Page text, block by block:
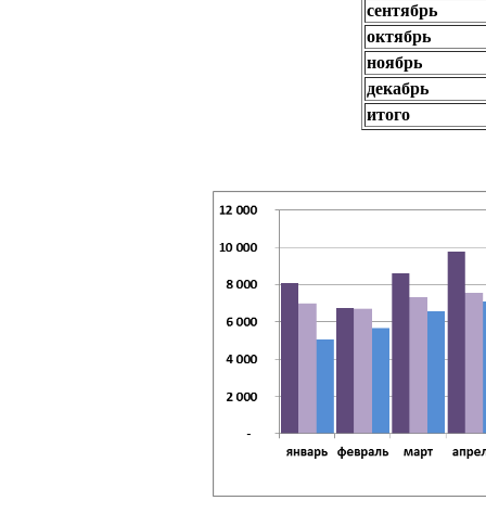
сентябрь
октябрь
ноябрь
декабрь
итого